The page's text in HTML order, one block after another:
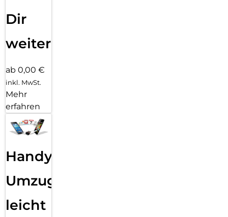
Dir
weiter
ab 0,00 €
inkl. MwSt.
Mehr
erfahren
Handy
Umzug
leicht